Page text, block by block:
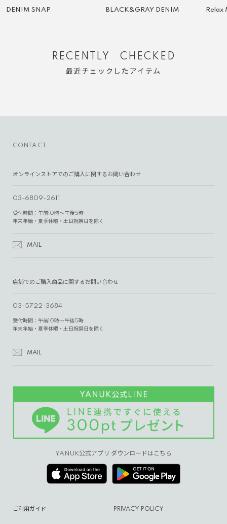
DENIM SNAP BLACK&GRAY DENIM Relax
RECENTLY CHECKED
最近チェックしたアイテム
CONTACT
オンラインストアでのご購入に関するお問い合わせ
03-6809-2611
受付時間：午前10時～午後5時
年末年始・夏季休暇・土日祝祭日を除く
MAIL
店舗でのご購入商品に関するお問い合わせ
03-5722-3684
受付時間：午前10時～午後5時
年末年始・夏季休暇・土日祝祭日を除く
MAIL
YANUK公式アプリ ダウンロードはこちら
ご利用ガイド PRIVACY POLICY